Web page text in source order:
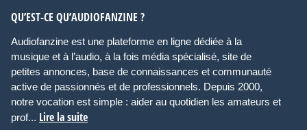
QU’EST-CE QU’AUDIOFANZINE ?
Audiofanzine est une plateforme en ligne dédiée à la
musique et à l’audio, à la fois média spécialisé, site de
petites annonces, base de connaissances et communauté
active de passionnés et de professionnels. Depuis 2000,
notre vocation est simple : aider au quotidien les amateurs et
prof... Lire la suite